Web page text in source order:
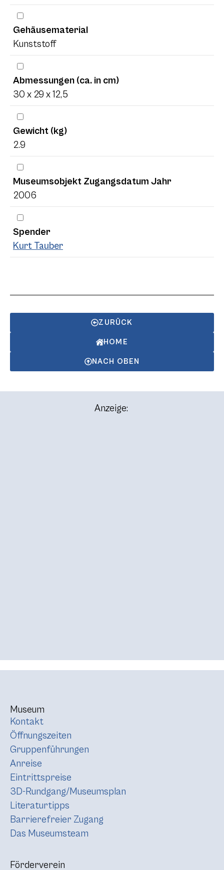
Gehäusematerial
Kunststoff
Abmessungen (ca. in cm)
30 x 29 x 12,5
Gewicht (kg)
2.9
Museumsobjekt Zugangsdatum Jahr
2006
Spender
Kurt Tauber
ZURÜCK
HOME
NACH OBEN
Anzeige:
Museum
Kontakt
Öffnungszeiten
Gruppenführungen
Anreise
Eintrittspreise
3D-Rundgang/Museumsplan
Literaturtipps
Barrierefreier Zugang
Das Museumsteam
Förderverein